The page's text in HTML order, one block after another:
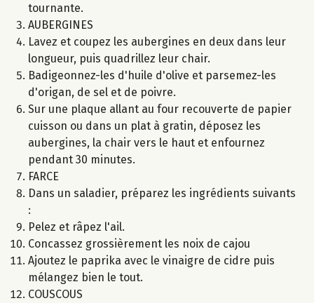
tournante.
AUBERGINES
Lavez et coupez les aubergines en deux dans leur
longueur, puis quadrillez leur chair.
Badigeonnez-les d'huile d'olive et parsemez-les
d'origan, de sel et de poivre.
Sur une plaque allant au four recouverte de papier
cuisson ou dans un plat à gratin, déposez les
aubergines, la chair vers le haut et enfournez
pendant 30 minutes.
FARCE
Dans un saladier, préparez les ingrédients suivants
:
Pelez et râpez l'ail.
Concassez grossièrement les noix de cajou
Ajoutez le paprika avec le vinaigre de cidre puis
mélangez bien le tout.
COUSCOUS